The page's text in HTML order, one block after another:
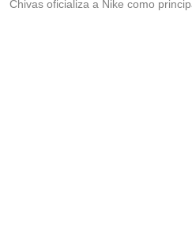
Chivas oficializa a Nike como